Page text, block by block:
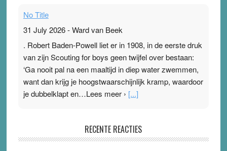
No Title
31 July 2026-Ward van Beek
. Robert Baden-Powell liet er in 1908, in de eerste druk
van zijn Scouting for boys geen twijfel over bestaan:
‘Ga nooit pal na een maaltijd in diep water zwemmen,
want dan krijg je hoogstwaarschijnlijk kramp, waardoor
je dubbelklapt en…Lees meer › [...]
Ward van Beek
RECENTE REACTIES